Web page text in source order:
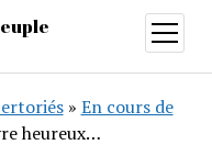
ouvrir
menu
» En cours de
heureux…